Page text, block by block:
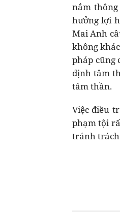
nắm
hưởng lợi
Mai Anh
không
pháp cũng
định tâm
tâm thần.
Việc điều
phạm tội
tránh